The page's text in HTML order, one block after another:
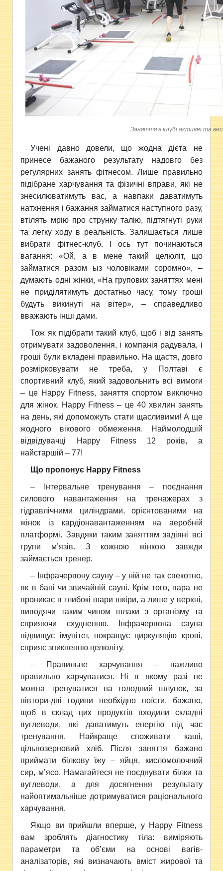
Заняття в клубі активні та
Учені давно довели, що жодна дієта не
принесе бажаного результату надовго без
регулярних занять фітнесом. Лише правильно
підібране харчування та фізичні вправи, які не
знесилюватимуть вас, а навпаки даватимуть
натхнення і бажання займатися наступного разу,
втілять мрію про струнку талію, підтягнуті руки
та легку ходу в реальність. Залишається лише
вибрати фітнес-клуб. І ось тут починаються
вагання: «Ой, а в мене такий целюліт, що
займатися разом ыз чоловіками соромно», –
думають одні жінки, «На групових заняттях мені
не приділятимуть достатньо часу, тому гроші
будуть викинуті на вітер», – справедливо
вважають інші дами.
Тож як підібрати такий клуб, щоб і від занять
отримувати задоволення, і компанія радувала, і
гроші були вкладені правильно. На щастя, довго
розмірковувати не треба, у Полтаві є
спортивний клуб, який задовольнить всі вимоги
– це Happy Fitness, заняття спортом виключно
для жінок. Happy Fitness – це 40 хвилин занять
на день, які допоможуть стати щасливими! А ще
жодного вікового обмеження. Наймолодшій
відвідувачці Happy Fitness 12 років, а
найстаршій – 77!
Що пропонує Happy Fitness
– Інтервальне тренування – поєднання
силового навантаження на тренажерах з
гідравлічними циліндрами, орієнтованими на
жінок із кардіонавантаженням на аеробній
платформі. Завдяки таким заняттям задіяні всі
групи м’язів. З кожною жінкою завжди
займається тренер.
– Інфрачервону сауну – у ній не так спекотно,
як в бані чи звичайній сауні. Крім того, пара не
проникає в глибокі шари шкіри, а лише у верхні,
виводячи таким чином шлаки з організму та
сприяючи схудненню. Інфрачервона сауна
підвищує імунітет, покращує циркуляцію крові,
сприяє зникненню целюліту.
– Правильне харчування – важливо
правильно харчуватися. Ні в якому разі не
можна тренуватися на голодний шлунок, за
півтори-дві години необхідно поїсти, бажано,
щоб в склад цих продуктів входили складні
вуглеводи, які даватимуть енергію під час
тренування. Найкраще споживати каші,
цільнозерновий хліб. Після заняття бажано
приймати білкову їжу – яйця, кисломолочний
сир, м’ясо. Намагайтеся не поєднувати білки та
вуглеводи, а для досягнення результату
найоптимальніше дотримуватися раціонального
харчування.
Якщо ви прийшли вперше, у Happy Fitness
вам зроблять діагностику тіла: виміряють
параметри та об’єми на основі вагів-
аналізаторів, які визначають вміст жирової та